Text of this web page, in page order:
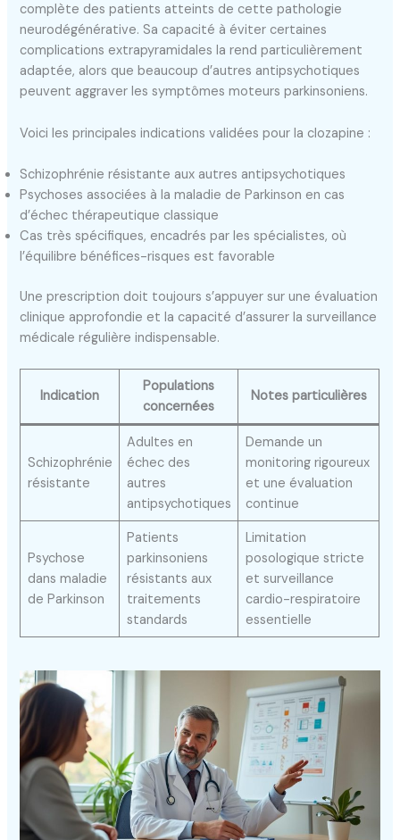
complète des patients atteints de cette pathologie
neurodégénérative. Sa capacité à éviter certaines
complications extrapyramidales la rend particulièrement
adaptée, alors que beaucoup d’autres antipsychotiques
peuvent aggraver les symptômes moteurs parkinsoniens.
Voici les principales indications validées pour la clozapine :
Schizophrénie résistante aux autres antipsychotiques
Psychoses associées à la maladie de Parkinson en cas
d’échec thérapeutique classique
Cas très spécifiques, encadrés par les spécialistes, où
l’équilibre bénéfices-risques est favorable
Une prescription doit toujours s’appuyer sur une évaluation
clinique approfondie et la capacité d’assurer la surveillance
médicale régulière indispensable.
Indication
Populations
concernées
Notes particulières
Schizophrénie
résistante
Adultes en
échec des
autres
antipsychotiques
Demande un
monitoring rigoureux
et une évaluation
continue
Psychose
dans maladie
de Parkinson
Patients
parkinsoniens
résistants aux
traitements
standards
Limitation
posologique stricte
et surveillance
cardio-respiratoire
essentielle